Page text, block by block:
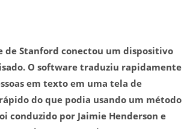
de Stanford conectou um dispositivo
O software traduziu rapidamente
em texto em uma tela de
do que podia usando um método
conduzido por Jaimie Henderson e